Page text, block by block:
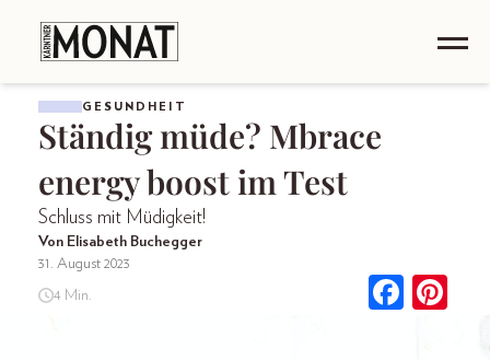
GESUNDHEIT
Ständig müde? Mbrace
energy boost im Test
Schluss mit Müdigkeit!
Von Elisabeth Buchegger
31. August 2023
4 Min.